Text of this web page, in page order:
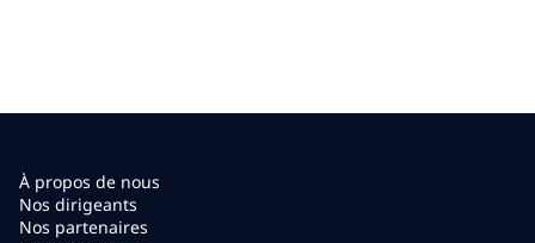
À propos de nous
Nos dirigeants
Nos partenaires